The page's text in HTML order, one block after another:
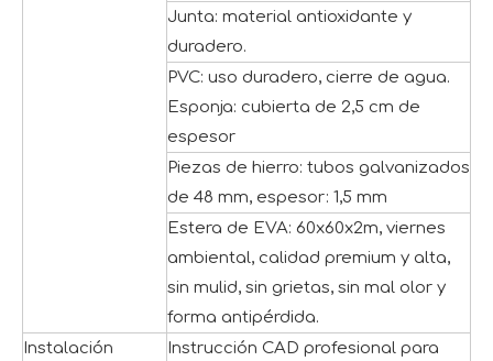
Junta: material antioxidante y
duradero.
PVC: uso duradero, cierre de agua.
Esponja: cubierta de 2,5 cm de
espesor
Piezas de hierro: tubos galvanizados
de 48 mm, espesor: 1,5 mm
Estera de EVA: 60x60x2m, viernes
ambiental, calidad premium y alta,
sin mulid, sin grietas, sin mal olor y
forma antipérdida.
Instalación
Instrucción CAD profesional para